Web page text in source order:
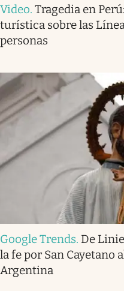
Video. Tragedia en
turística sobre las
personas
Google Trends. De
la fe por San Cayetano
Argentina